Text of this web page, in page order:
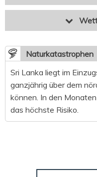
Naturkatastrophen
Sri Lanka liegt im
ganzjährig über dem
können. In den
das höchste Risiko.